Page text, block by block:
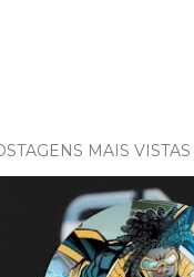
MAIS VISTAS